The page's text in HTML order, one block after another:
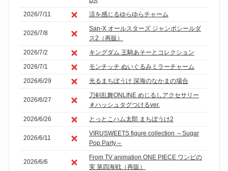
2026/7/11
涼を感じるゆらゆらチャーム
2026/7/8
San-X オールスターズ ジャンボシールダ
ス2（再販）
2026/7/2
キングダム 王騎あそーとコレクション
2026/7/1
モンチッチ ぬいぐるみミラーチャーム
2026/6/29
光るまちぼうけ 深海のなかまの場合
2026/6/27
刀剣乱舞ONLINE めじるしアクセサリー
＃ハッシュタグつけるver.
2026/6/26
とっとこハム太郎 まちぼうけ2
2026/6/11
VIRUSWEETS figure collection ～Sugar
Pop Party～
2026/6/6
From TV animation ONE PIECE ワンピの
実 第四海戦（再販）